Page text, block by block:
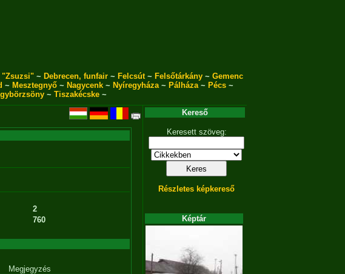
"Zsuzsi"~ Debrecen, funfair~ Felcsút~ Felsőtárkány~ Gemenc
~ Mesztegnyő~ Nagycenk~ Nyíregyháza~ Pálháza~ Pécs~
~ Tiszakécske ~
2
760
Megjegyzés
Kereső
Keresett szöveg:
Részletes képkereső
Képtár